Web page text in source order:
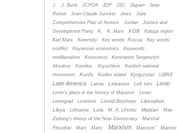
J.
J. Bush JCPOA JDP JSC Japan
Jean
Renoir
Jean-Claude Juncker Jews
Joint
Comprehensive Plan of Actions
Jordan
Justice and
Development Party
K. K. Marx KGB
Kaluga region
Karl Marx
Kerensky Key words: Russia
Key words:
conflict
Keynesian economics
Keywords:
neoliberalism
Komsomol
Konstantin Sergeevich
Aksakov
Kornilov. Kryuchkov
Kurdish national
movement
Kurds Kuriles island Kyrgyzstan LIBRE
Latin America Latvia Lebanon Left turn Lenin
Lenin's place in the history of Marxism
Lenin;
Leningrad
Leninism Leonid Brezhnev
Liberalism
Libya
Lithuania Lula M. A. Lifshitz Maidan
Mao
Zedong's theory of the New Democracy
Marshal
Pilsudski
Marx Marx; Marxism Marxism”
Marxist